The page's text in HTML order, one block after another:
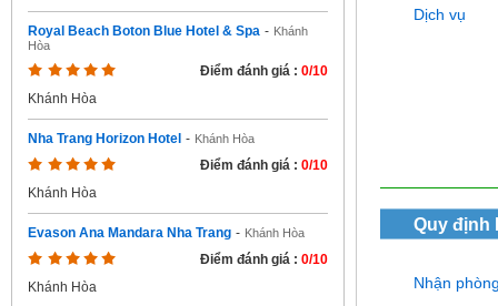
Royal Beach Boton Blue Hotel & Spa - Khánh
Hòa
Điểm đánh giá : 0/10
Khánh Hòa
Nha Trang Horizon Hotel - Khánh Hòa
Điểm đánh giá : 0/10
Khánh Hòa
Evason Ana Mandara Nha Trang - Khánh Hòa
Điểm đánh giá : 0/10
Khánh Hòa
Dịch vụ
Quy định
Nhận